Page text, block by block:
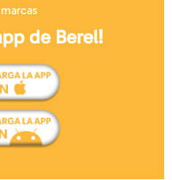
de Berel!